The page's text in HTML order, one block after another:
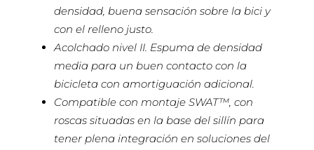
densidad, buena sensación sobre la bici y
con el relleno justo.
Acolchado nivel II. Espuma de densidad
media para un buen contacto con la
bicicleta con amortiguación adicional.
Compatible con montaje SWAT™, con
roscas situadas en la base del sillín para
tener plena integración en soluciones del